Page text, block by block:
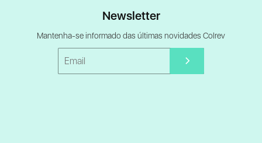
Newsletter
Mantenha-se informado das últimas novidades Colrev